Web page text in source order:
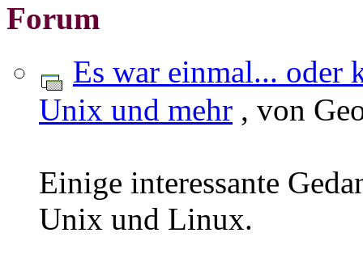
Forum
Es war einmal... oder
Unix und mehr , von
Einige interessante
Unix und Linux.